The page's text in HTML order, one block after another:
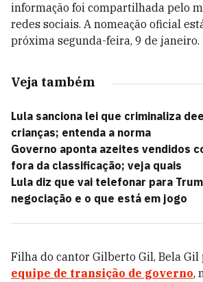
informação foi compartilhada pelo
redes sociais. A nomeação oficial
próxima segunda-feira, 9 de janeiro.
Veja também
Lula sanciona lei que criminaliza
crianças; entenda a norma
Governo aponta azeites vendidos
fora da classificação; veja quais
Lula diz que vai telefonar para
negociação e o que está em jogo
Filha do cantor Gilberto Gil, Bela
equipe de transição de governo,